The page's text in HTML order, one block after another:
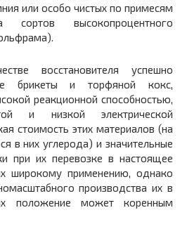
или особо чистых по примесям
сортов высокопроцентного
восстановителя успешно
брикеты и торфяной кокс,
реакционной способностью,
и низкой электрической
стоимость этих материалов (на
в них углерода) и значительные
при их перевозке в настоящее
широкому применению, однако
производства их в
положение может коренным